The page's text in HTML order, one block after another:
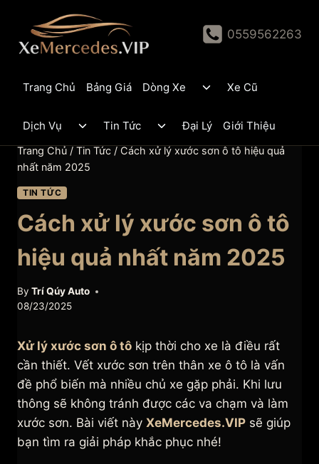
content
0559562263
Trang Chủ Bảng Giá Dòng Xe
ToggleXe Cũ
Dịch Vụ
Toggle
menu
Tin Tức
Toggle
menu
Đại Lý Giới Thiệu
Trang Chủ / Tin Tức / Cách xử lý xước sơn ô tô hiệu quả
nhất năm 2025
TIN TỨC
Cách xử lý xước sơn ô tô
hiệu quả nhất năm 2025
By Trí Qúy Auto
08/23/2025
Xử lý xước sơn ô tô kịp thời cho xe là điều rất
cần thiết. Vết xước sơn trên thân xe ô tô là vấn
đề phổ biến mà nhiều chủ xe gặp phải. Khi lưu
thông sẽ không tránh được các va chạm và làm
xước sơn. Bài viết này XeMercedes.VIP sẽ giúp
bạn tìm ra giải pháp khắc phục nhé!